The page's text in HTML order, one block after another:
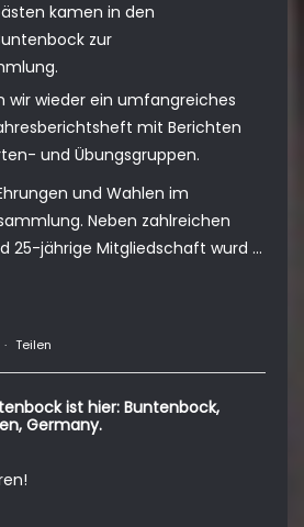
kamen in den
zur
wir wieder ein umfangreiches
mit Berichten
und Übungsgruppen.
und Wahlen im
Neben zahlreichen
25-jährige Mitgliedschaft wurd ...
· Teilen
ist hier: Buntenbock,
Germany.